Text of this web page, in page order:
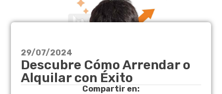
29/07/2024
Descubre Cómo Arrendar o
Alquilar con Éxito
Compartir en: